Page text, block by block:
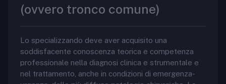
(ovvero tronco comune)
Lo specializzando deve aver acquisito una
soddisfacente conoscenza teorica e competenza
professionale nella diagnosi clinica e strumentale e
nel trattamento, anche in condizioni di emergenza-